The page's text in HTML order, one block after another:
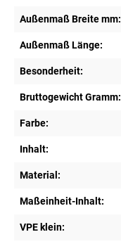
Außenmaß Breite mm:
Außenmaß Länge:
Besonderheit:
Bruttogewicht Gramm:
Farbe:
Inhalt:
Material:
Maßeinheit-Inhalt:
VPE klein: